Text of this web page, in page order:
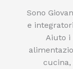
Sono
e
Aiuto i
cucina,